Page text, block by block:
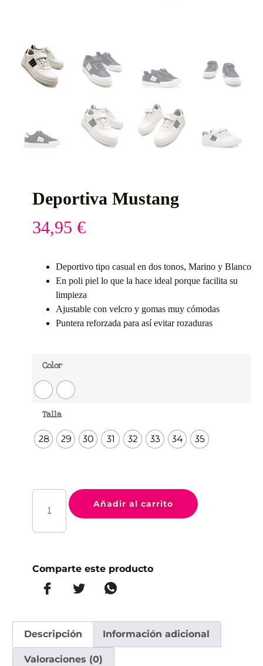
Deportiva Mustang
34,95 €
Deportivo tipo casual en dos tonos, Marino y Blanco
En poli piel lo que la hace ideal porque facilita su
limpieza
Ajustable con velcro y gomas muy cómodas
Puntera reforzada para así evitar rozaduras
Color
Talla
28 29 30 31 32 33 34 35
Añadir al carrito
Comparte este producto
Descripción Información adicional
Valoraciones (0)